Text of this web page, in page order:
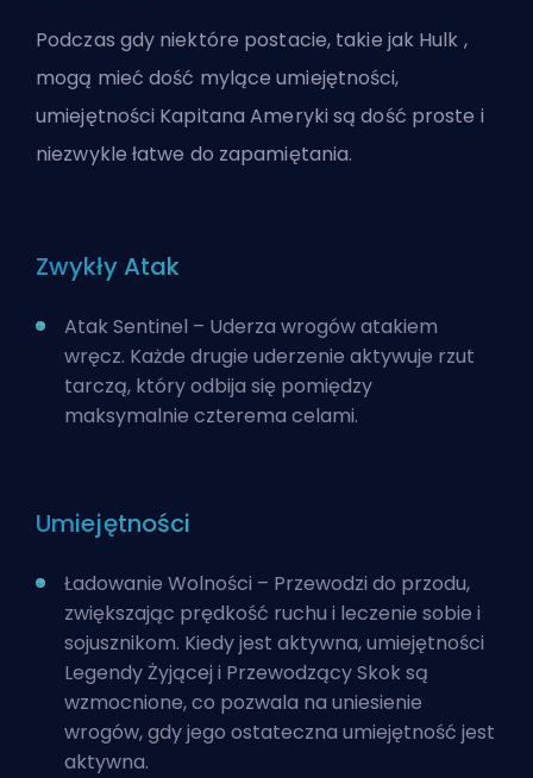
Podczas gdy niektóre postacie, takie jak Hulk ,
mogą mieć dość mylące umiejętności,
umiejętności Kapitana Ameryki są dość proste i
niezwykle łatwe do zapamiętania.
Zwykły Atak
Atak Sentinel – Uderza wrogów atakiem
wręcz. Każde drugie uderzenie aktywuje rzut
tarczą, który odbija się pomiędzy
maksymalnie czterema celami.
Umiejętności
Ładowanie Wolności – Przewodzi do przodu,
zwiększając prędkość ruchu i leczenie sobie i
sojusznikom. Kiedy jest aktywna, umiejętności
Legendy Żyjącej i Przewodzący Skok są
wzmocnione, co pozwala na uniesienie
wrogów, gdy jego ostateczna umiejętność jest
aktywna.